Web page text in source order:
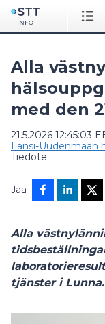
Alla
med den
21.5.2026 12:45:03
Länsi-Uudenmaan
Tiedote
Jaa
Alla
tjänster i Lunna.